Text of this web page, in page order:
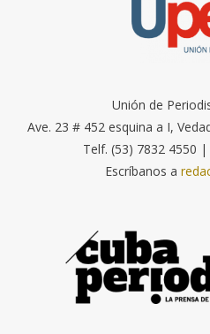
Unión de
Ave. 23 # 452 esquina a I,
Telf. (53) 7832 4550 |
Escríbanos a